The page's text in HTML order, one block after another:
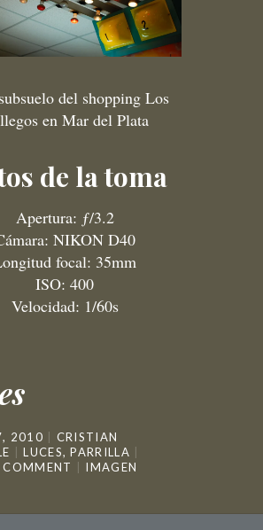
del shopping Los
en Mar del Plata
de la toma
Apertura: ƒ/3.2
NIKON D40
focal: 35mm
ISO: 400
Velocidad: 1/60s
2010
CRISTIAN
LUCES,PARRILLA
COMMENT
IMAGEN